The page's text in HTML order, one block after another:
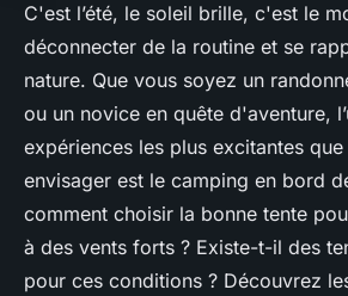
C'est l’été, le soleil brille, c'est le
déconnecter de la routine et se
nature. Que vous soyez un
ou un novice en quête d'aventure,
expériences les plus excitantes
envisager est le camping en bord
comment choisir la bonne tente
à des vents forts ? Existe-t-il des
pour ces conditions ? Découvrez